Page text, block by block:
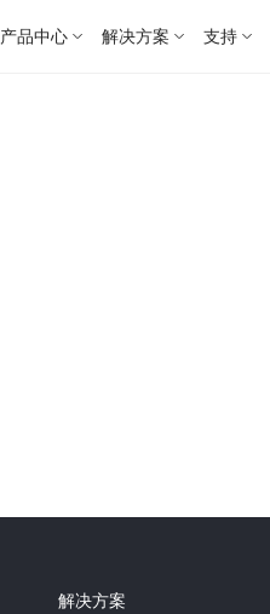
产品中心 解决方案 支持
解决方案